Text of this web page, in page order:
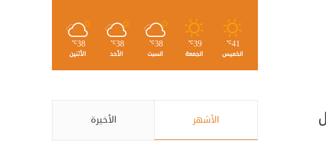
41
℃
الخميس
39
℃
الجمعة
38
℃
السبت
38
℃
الأحد
38
℃
الأثنين
الأشهر الأخيرة